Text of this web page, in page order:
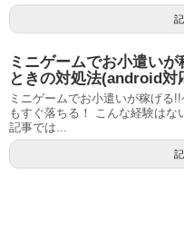
ミニゲームでお小遣い
ときの対処法(android対
ミニゲームでお小遣いが稼げる
もすぐ落ちる！ こんな経験は
記事では...